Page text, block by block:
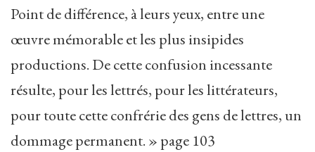
Point de différence, à leurs yeux, entre une
œuvre mémorable et les plus insipides
productions. De cette confusion incessante
résulte, pour les lettrés, pour les littérateurs,
pour toute cette confrérie des gens de lettres, un
dommage permanent. » page 103